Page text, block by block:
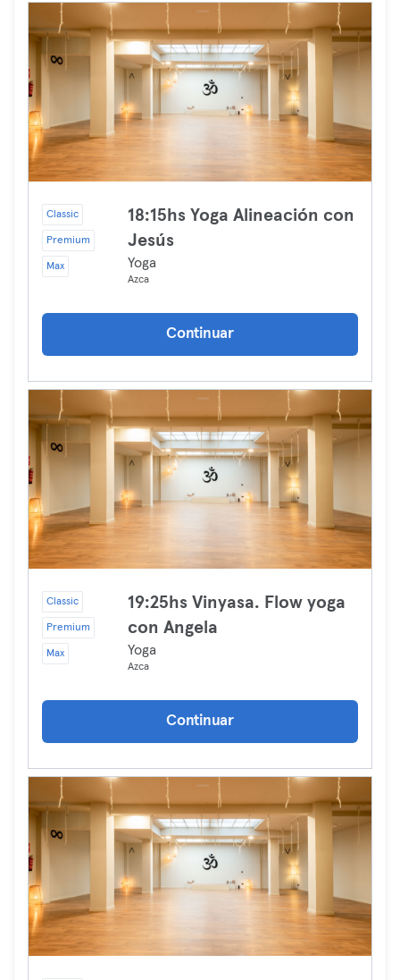
Classic
Premium
Max
18:15hs Yoga Alineación con
Jesús
Yoga
Azca
Continuar
Classic
Premium
Max
19:25hs Vinyasa. Flow yoga
con Angela
Yoga
Azca
Continuar